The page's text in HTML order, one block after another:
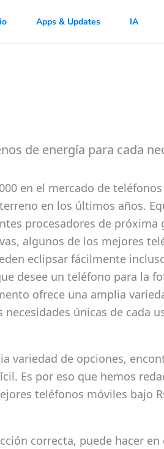
Apps & Updates IA
de energía para cada
en el mercado de
en los últimos años.
procesadores de próxima
algunos de los mejores
eclipsar fácilmente
desee un teléfono para la
ofrece una amplia
únicas de cada
variedad de opciones,
Es por eso que hemos
teléfonos móviles bajo
correcta, puede hacer